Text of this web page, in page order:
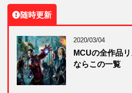
随時更新
2020/03/04
MCUの全作品
ならこの一覧